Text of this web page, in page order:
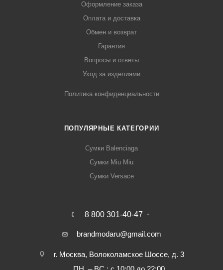
Оформление заказа
Оплата и доставка
Обмен и возврат
Гарантия
Вопросы и ответы
Уход за изделиями
Политика конфиденциальности
ПОПУЛЯРНЫЕ КАТЕГОРИИ
Сумки Balenciaga
Сумки Miu Miu
Сумки Versace
8 800 301-40-47
brandmodaru@gmail.com
г. Москва, Волоколамское Шоссе, д. 3